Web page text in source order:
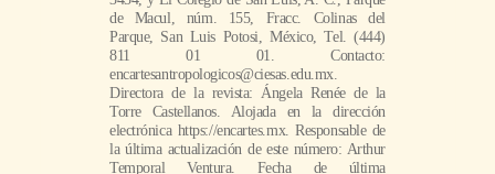
de Macul, núm. 155, Fracc. Colinas del
Parque, San Luis Potosi, México, Tel. (444)
811 01 01. Contacto:
encartesantropologicos@ciesas.edu.mx.
Directora de la revista: Ángela Renée de la
Torre Castellanos. Alojada en la dirección
electrónica https://encartes.mx. Responsable de
la última actualización de este número: Arthur
Temporal Ventura. Fecha de última